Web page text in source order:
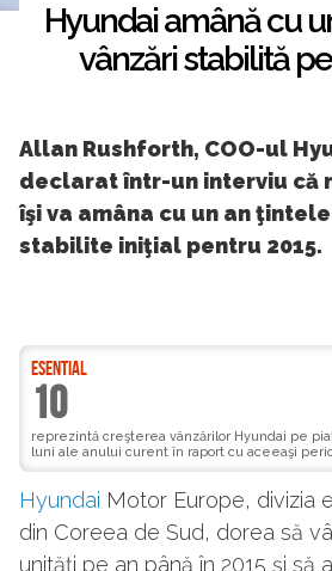
Hyundai amână cu
vânzări stabilită
Allan Rushforth, COO-ul
declarat într-un interviu că
îşi va amâna cu un an
stabilite iniţial pentru 2015.
ESENTIAL
10
reprezintă creşterea vânzărilor Hyundai pe
luni ale anului curent în raport cu aceeaşi
Hyundai Motor Europe, divizia
din Coreea de Sud, dorea să
unităţi pe an până în 2015 şi să